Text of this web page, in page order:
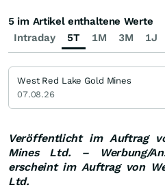
Veröffentlicht im Auftrag
Mines Ltd. – Werbung/
erscheint im Auftrag von
Ltd.
Intraday 5T 1M 3M 1J
5 im Artikel enthaltene Werte
West Red Lake Gold Mines
07.08.26